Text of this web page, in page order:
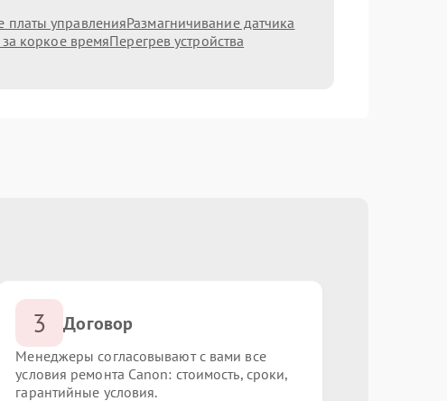
платы управленияРазмагничивание датчика
коркое времяПерегрев устройства
3 Договор
Менеджеры согласовывают с вами все
условия ремонта Canon: стоимость, сроки,
гарантийные условия.